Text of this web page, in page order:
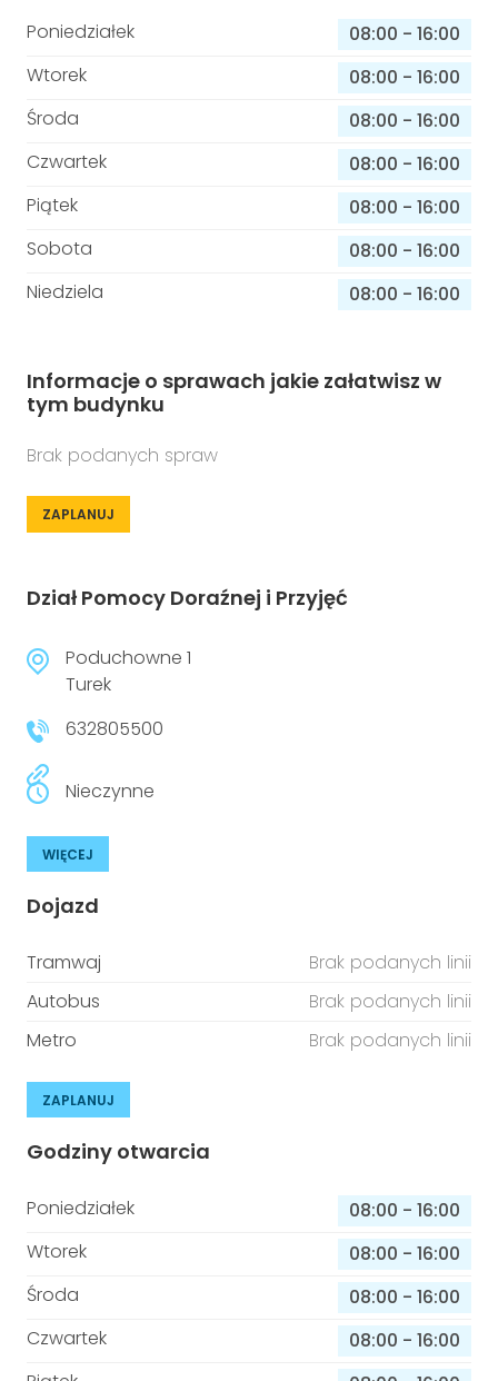
Poniedziałek 08:00 - 16:00
Wtorek
08:00 - 16:00
Środa
08:00 - 16:00
Czwartek
08:00 - 16:00
Piątek
08:00 - 16:00
Sobota
08:00 - 16:00
Niedziela
08:00 - 16:00
Informacje o sprawach jakie załatwisz w
tym budynku
Brak podanych spraw
ZAPLANUJ
Dział Pomocy Doraźnej i Przyjęć
Poduchowne 1
Turek
632805500
Nieczynne
WIĘCEJ
Dojazd
Tramwaj
Brak podanych linii
Autobus
Brak podanych linii
Metro
Brak podanych linii
ZAPLANUJ
Godziny otwarcia
Poniedziałek 08:00 - 16:00
Wtorek
08:00 - 16:00
Środa
08:00 - 16:00
Czwartek
08:00 - 16:00